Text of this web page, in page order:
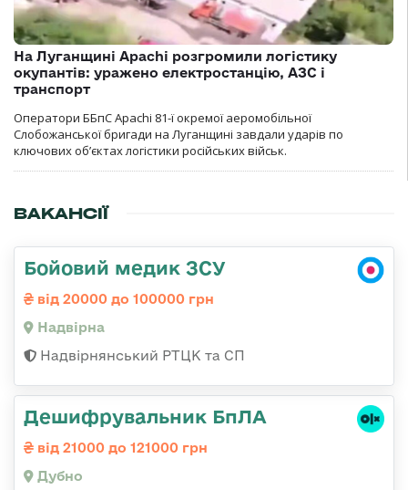
На Луганщині Apachi розгромили логістику
окупантів: уражено електростанцію, АЗС і
транспорт
Оператори ББпС Apachi 81-ї окремої аеромобільної
Слобожанської бригади на Луганщині завдали ударів по
ключових об’єктах логістики російських військ.
ВАКАНСІЇ
Бойовий медик ЗСУ
від 20000 до 100000 грн
Надвірна
Надвірнянський РТЦК та СП
Дешифрувальник БпЛА
від 21000 до 121000 грн
Дубно